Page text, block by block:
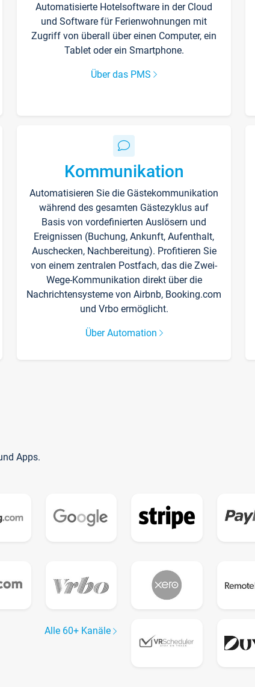
Automatisierte Hotelsoftware in der Cloud
und Software für Ferienwohnungen mit
Zugriff von überall über einen Computer, ein
Tablet oder ein Smartphone.
Über das PMS
Kommunikation
Automatisieren Sie die Gästekommunikation
während des gesamten Gästezyklus auf
Basis von vordefinierten Auslösern und
Ereignissen (Buchung, Ankunft, Aufenthalt,
Auschecken, Nachbereitung). Profitieren Sie
von einem zentralen Postfach, das die Zwei-
Wege-Kommunikation direkt über die
Nachrichtensysteme von Airbnb, Booking.com
und Vrbo ermöglicht.
Über Automation
Apps.
Alle 60+ Kanäle